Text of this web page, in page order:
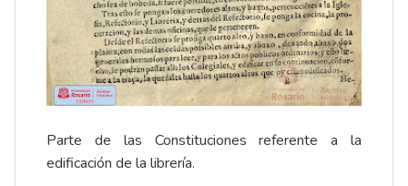
Parte de las Constituciones referente a la
edificación de la librería.